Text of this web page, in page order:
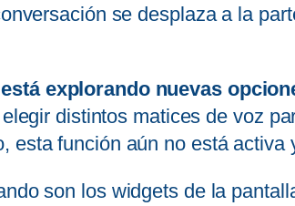
se desplaza a la
explorando nuevas
distintos matices de voz
esta función aún no está
son los widgets de la